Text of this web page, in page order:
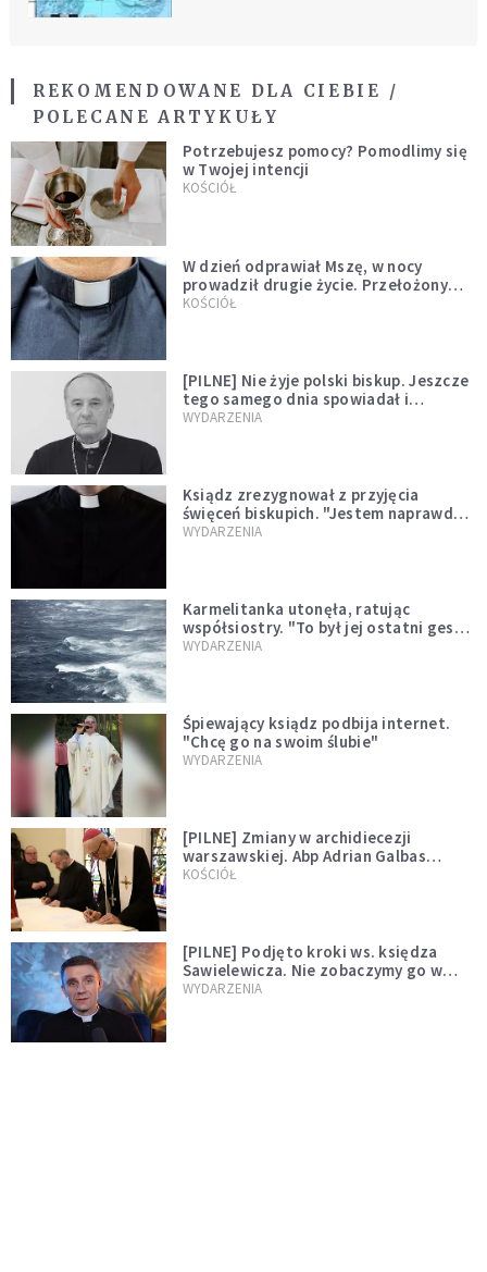
REKOMENDOWANE DLA CIEBIE /
POLECANE ARTYKUŁY
Potrzebujesz pomocy? Pomodlimy się
w Twojej intencji
KOŚCIÓŁ
W dzień odprawiał Mszę, w nocy
prowadził drugie życie. Przełożony
kazał mu opuścić zakon
KOŚCIÓŁ
[PILNE] Nie żyje polski biskup. Jeszcze
tego samego dnia spowiadał i
sprawował Mszę świętą
WYDARZENIA
Ksiądz zrezygnował z przyjęcia
święceń biskupich. "Jestem naprawdę
niegodny"
WYDARZENIA
Karmelitanka utonęła, ratując
współsiostry. "To był jej ostatni gest
miłości"
WYDARZENIA
Śpiewający ksiądz podbija internet.
"Chcę go na swoim ślubie"
WYDARZENIA
[PILNE] Zmiany w archidiecezji
warszawskiej. Abp Adrian Galbas
wręczył dekrety nowym proboszczom
KOŚCIÓŁ
[PILNE] Podjęto kroki ws. księdza
Sawielewicza. Nie zobaczymy go w
mediach
WYDARZENIA